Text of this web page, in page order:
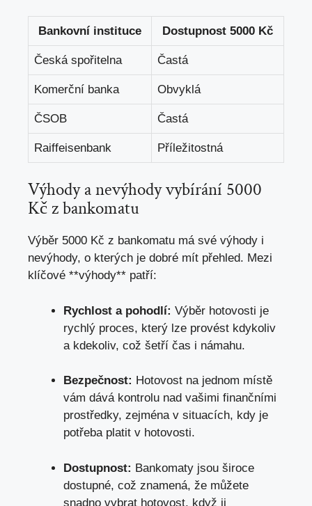
Bankovní instituce Dostupnost 5000 Kč
Česká spořitelna Častá
Komerční banka Obvyklá
ČSOB Častá
Raiffeisenbank Příležitostná
Výhody a nevýhody vybírání 5000
Kč z bankomatu
Výběr 5000 Kč z bankomatu má své výhody i
nevýhody, o kterých je dobré mít přehled. Mezi
klíčové **výhody** patří:
Rychlost a pohodlí: Výběr hotovosti je
rychlý proces, který lze provést kdykoliv
a kdekoliv, což šetří čas i námahu.
Bezpečnost: Hotovost na jednom místě
vám dává kontrolu nad vašimi finančními
prostředky, zejména v situacích, kdy je
potřeba platit v hotovosti.
Dostupnost: Bankomaty jsou široce
dostupné, což znamená, že můžete
snadno vybrat hotovost, když ji